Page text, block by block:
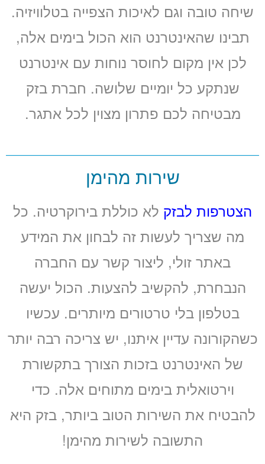
שיחה טובה וגם לאיכות הצפייה בטלוויזיה.
תבינו שהאינטרנט הוא הכול בימים אלה,
לכן אין מקום לחוסר נוחות עם אינטרנט
שנתקע כל יומיים שלושה. חברת בזק
מבטיחה לכם פתרון מצוין לכל אתגר.
שירות מהימן
הצטרפות לבזק לא כוללת בירוקרטיה. כל
מה שצריך לעשות זה לבחון את המידע
באתר זולי, ליצור קשר עם החברה
הנבחרת, להקשיב להצעות. הכול יעשה
בטלפון בלי טרטורים מיותרים. עכשיו
כשהקורונה עדיין איתנו, יש צריכה רבה יותר
של האינטרנט בזכות הצורך בתקשורת
וירטואלית בימים מתוחים אלה. כדי
להבטיח את השירות הטוב ביותר, בזק היא
התשובה לשירות מהימן!